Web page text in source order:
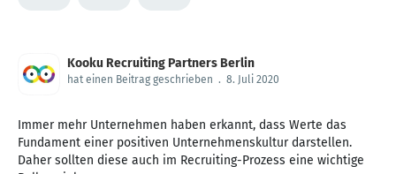
Kooku Recruiting Partners Berlin
hat einen Beitrag geschrieben . 8. Juli 2020
Immer mehr Unternehmen haben erkannt, dass Werte das
Fundament einer positiven Unternehmenskultur darstellen.
Daher sollten diese auch im Recruiting-Prozess eine wichtige